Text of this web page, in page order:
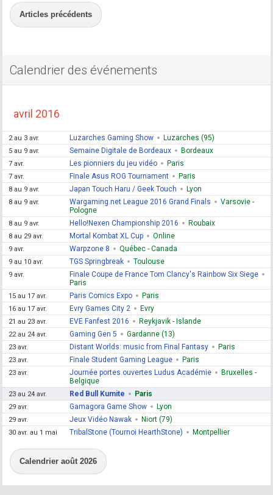
Articles précédents
Calendrier des événements
avril 2016
2 au 3 avr. Luzarches Gaming Show Luzarches (95)
5 au 9 avr. Semaine Digitale de Bordeaux Bordeaux
7 avr. Les pionniers du jeu vidéo Paris
7 avr. Finale Asus ROG Tournament Paris
8 au 9 avr. Japan Touch Haru / Geek Touch Lyon
8 au 9 avr. Wargaming.net League 2016 Grand Finals
Varsovie -
Pologne
8 au 9 avr. Hello!Nexen Championship 2016 Roubaix
8 au 29 avr. Mortal Kombat XL Cup Online
9 avr. Warpzone 8 Québec - Canada
9 au 10 avr. TGS Springbreak Toulouse
9 avr.
Finale Coupe de France Tom Clancy's Rainbow Six Siege
Paris
15 au 17 avr. Paris Comics Expo Paris
16 au 17 avr. Evry Games City 2 Evry
21 au 23 avr. EVE Fanfest 2016 Reykjavik - Islande
22 au 24 avr. Gaming Gen 5 Gardanne (13)
23 avr. Distant Worlds: music from Final Fantasy Paris
23 avr. Finale Student Gaming League Paris
23 avr. Journée portes ouvertes Ludus Académie
Bruxelles -
Belgique
23 au 24 avr. Red Bull Kumite Paris
29 avr. Gamagora Game Show Lyon
29 avr. Jeux Vidéo Nawak Niort (79)
30 avr. au 1 mai TribalStone (Tournoi HearthStone) Montpellier
Calendrier août 2026